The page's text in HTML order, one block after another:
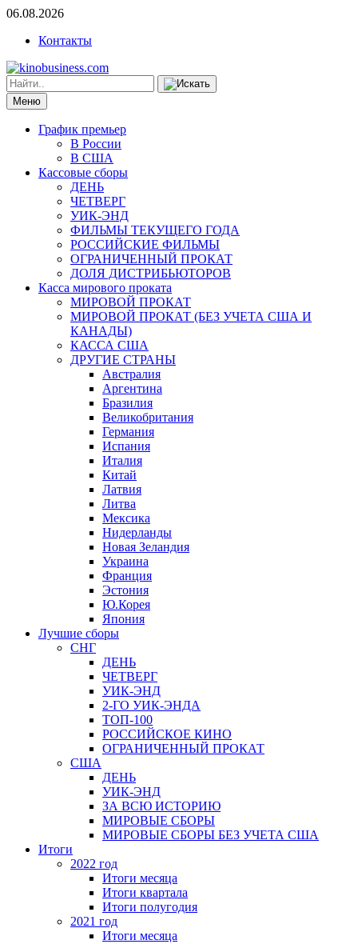
06.08.2026
Контакты
Меню
График премьер
В России
В США
Кассовые сборы
ДЕНЬ
ЧЕТВЕРГ
УИК-ЭНД
ФИЛЬМЫ ТЕКУЩЕГО ГОДА
РОССИЙСКИЕ ФИЛЬМЫ
ОГРАНИЧЕННЫЙ ПРОКАТ
ДОЛЯ ДИСТРИБЬЮТОРОВ
Касса мирового проката
МИРОВОЙ ПРОКАТ
МИРОВОЙ ПРОКАТ (БЕЗ УЧЕТА США И
КАНАДЫ)
КАССА США
ДРУГИЕ СТРАНЫ
Австралия
Аргентина
Бразилия
Великобритания
Германия
Испания
Италия
Китай
Латвия
Литва
Мексика
Нидерланды
Новая Зеландия
Украина
Франция
Эстония
Ю.Корея
Япония
Лучшие сборы
СНГ
ДЕНЬ
ЧЕТВЕРГ
УИК-ЭНД
2-ГО УИК-ЭНДА
ТОП-100
РОССИЙСКОЕ КИНО
ОГРАНИЧЕННЫЙ ПРОКАТ
США
ДЕНЬ
УИК-ЭНД
ЗА ВСЮ ИСТОРИЮ
МИРОВЫЕ СБОРЫ
МИРОВЫЕ СБОРЫ БЕЗ УЧЕТА США
Итоги
2022 год
Итоги месяца
Итоги квартала
Итоги полугодия
2021 год
Итоги месяца